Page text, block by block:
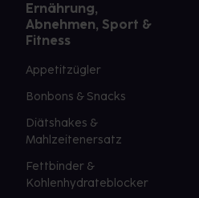
Ernährung,
Abnehmen, Sport &
Fitness
Appetitzügler
Bonbons & Snacks
Diätshakes &
Mahlzeitenersatz
Fettbinder &
Kohlenhydrateblocker